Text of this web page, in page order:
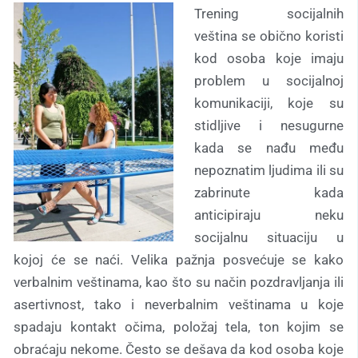
Trening socijalnih
veština se obično koristi
kod osoba koje imaju
problem u socijalnoj
komunikaciji, koje su
stidljive i nesugurne
kada se nađu među
nepoznatim ljudima ili su
zabrinute kada
anticipiraju neku
socijalnu situaciju u
kojoj će se naći. Velika pažnja posvećuje se kako
verbalnim veštinama, kao što su način pozdravljanja ili
asertivnost, tako i neverbalnim veštinama u koje
spadaju kontakt očima, položaj tela, ton kojim se
obraćaju nekome. Često se dešava da kod osoba koje